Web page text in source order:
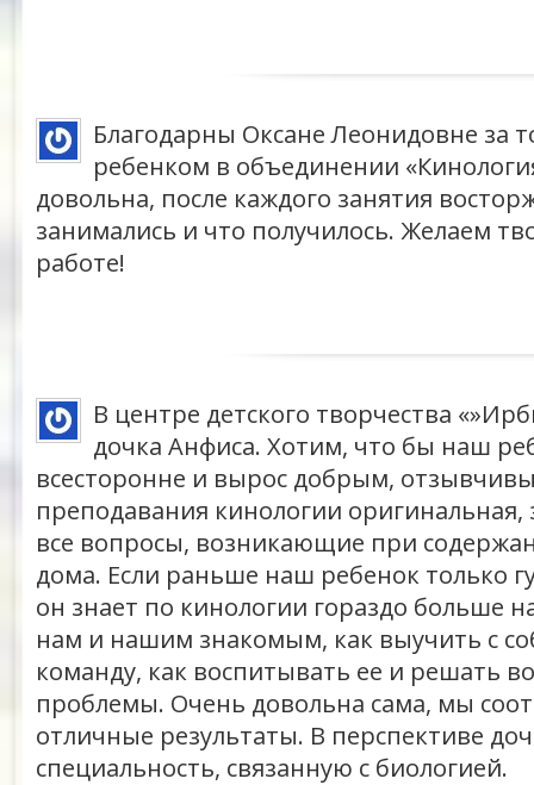
Благодарны Оксане Леонидовне за
ребенком в объединении
довольна, после каждого занятия
занимались и что получилось. Желаем
работе!
В центре детского творчества
дочка Анфиса. Хотим, что бы наш
всесторонне и вырос добрым,
преподавания кинологии оригинальная,
все вопросы, возникающие при
дома. Если раньше наш ребенок только
он знает по кинологии гораздо больше
нам и нашим знакомым, как выучить с
команду, как воспитывать ее и решать
проблемы. Очень довольна сама, мы
отличные результаты. В перспективе
специальность, связанную с биологией.